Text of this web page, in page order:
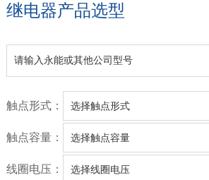
继电器产品选型
触点形式： 选择触点形式
触点容量： 选择触点容量
线圈电压： 选择线圈电压